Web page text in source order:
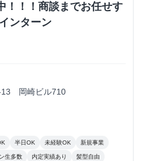
！！！商談までお任せす
ンターン
13 岡崎ビル710
半日OK 未経験OK 新規事業
生多数 内定実績あり 髪型自由